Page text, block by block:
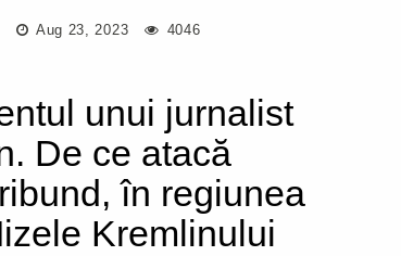
Aug 23, 2023 4046
unui jurnalist
De ce atacă
în regiunea
Kremlinului